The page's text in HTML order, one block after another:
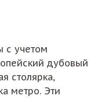
с учетом
дубовый
столярка,
метро. Эти